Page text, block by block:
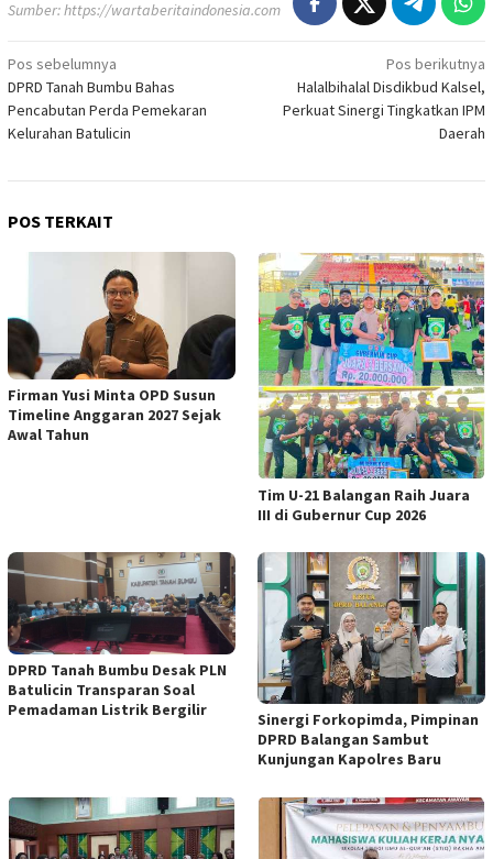
Sumber:https://wartaberitaindonesia.com
Navigasi
pos
Pos sebelumnya
DPRD Tanah Bumbu Bahas
Pencabutan Perda Pemekaran
Kelurahan Batulicin
Pos berikutnya
Halalbihalal Disdikbud Kalsel,
Perkuat Sinergi Tingkatkan IPM
Daerah
POS TERKAIT
Firman Yusi Minta OPD Susun
Timeline Anggaran 2027 Sejak
Awal Tahun
Tim U-21 Balangan Raih Juara
III di Gubernur Cup 2026
DPRD Tanah Bumbu Desak PLN
Batulicin Transparan Soal
Pemadaman Listrik Bergilir
Sinergi Forkopimda, Pimpinan
DPRD Balangan Sambut
Kunjungan Kapolres Baru